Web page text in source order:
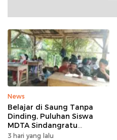
News
Belajar di Saung Tanpa
Dinding, Puluhan Siswa
MDTA Sindangratu
Panggarangan Bertahan
3 hari yang lalu